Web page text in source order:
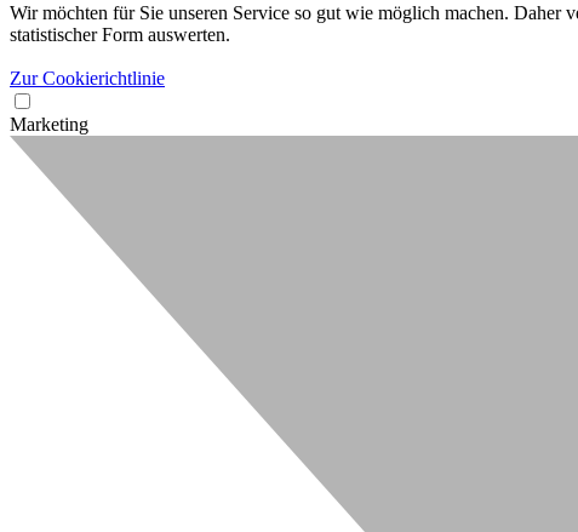
Wir möchten für Sie unseren Service so gut wie möglich machen. Daher
statistischer Form auswerten.
Zur Cookierichtlinie
Marketing